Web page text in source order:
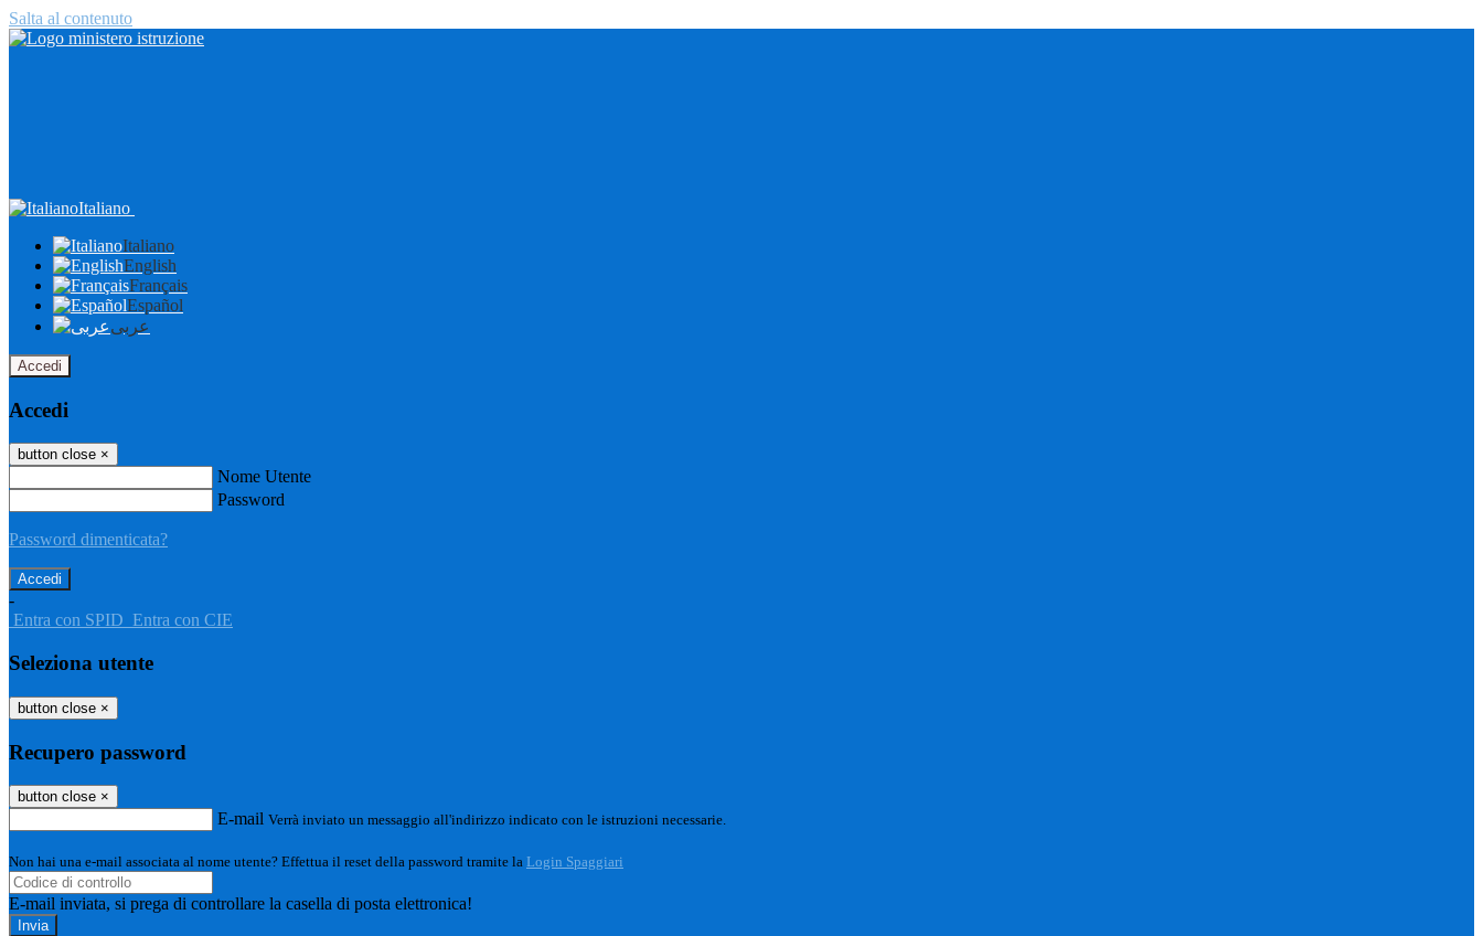
Salta al contenuto
Italiano
Italiano
English
Français
Español
عربى
Accedi
Accedi
button close ×
Nome Utente
Password
Password dimenticata?
-
Entra con SPID Entra con CIE
Seleziona utente
button close ×
Recupero password
button close ×
E-mail Verrà inviato un messaggio all'indirizzo indicato con le istruzioni necessarie.
Non hai una e-mail associata al nome utente? Effettua il reset della password tramite la Login Spaggiari
E-mail inviata, si prega di controllare la casella di posta elettronica!